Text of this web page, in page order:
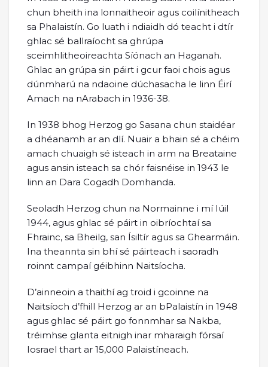
chun bheith ina lonnaitheoir agus coilínitheach
sa Phalaistín. Go luath i ndiaidh dó teacht i dtír
ghlac sé ballraíocht sa ghrúpa
sceimhlitheoireachta Síónach an Haganah.
Ghlac an grúpa sin páirt i gcur faoi chois agus
dúnmharú na ndaoine dúchasacha le linn Éirí
Amach na nArabach in 1936-38.
In 1938 bhog Herzog go Sasana chun staidéar
a dhéanamh ar an dlí. Nuair a bhain sé a chéim
amach chuaigh sé isteach in arm na Breataine
agus ansin isteach sa chór faisnéise in 1943 le
linn an Dara Cogadh Domhanda.
Seoladh Herzog chun na Normainne i mí Iúil
1944, agus ghlac sé páirt in oibríochtaí sa
Fhrainc, sa Bheilg, san Ísiltír agus sa Ghearmáin.
Ina theannta sin bhí sé páirteach i saoradh
roinnt campaí géibhinn Naitsíocha.
D’ainneoin a thaithí ag troid i gcoinne na
Naitsíoch d’fhill Herzog ar an bPalaistín in 1948
agus ghlac sé páirt go fonnmhar sa Nakba,
tréimhse glanta eitnigh inar mharaigh fórsaí
Iosrael thart ar 15,000 Palaistíneach.